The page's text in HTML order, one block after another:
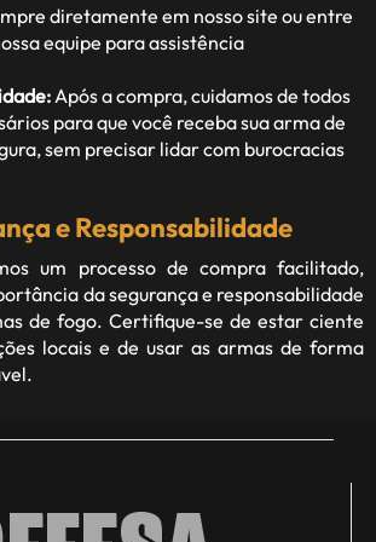
diretamente em nosso site ou entre
equipe para assistência
Após a compra, cuidamos de todos
para que você receba sua arma de
sem precisar lidar com burocracias
e Responsabilidade
um processo de compra facilitado,
da segurança e responsabilidade
de fogo. Certifique-se de estar ciente
locais e de usar as armas de forma